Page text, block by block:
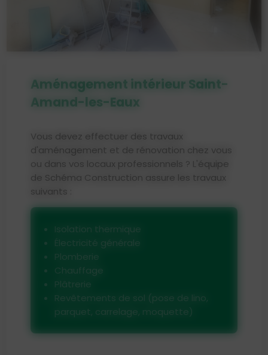
Aménagement intérieur Saint-
Amand-les-Eaux
Vous devez effectuer des travaux
d'aménagement et de rénovation chez vous
ou dans vos locaux professionnels ? L'équipe
de Schéma Construction assure les travaux
suivants :
Isolation thermique
Électricité générale
Plomberie
Chauffage
Plâtrerie
Revêtements de sol (pose de lino,
parquet, carrelage, moquette)